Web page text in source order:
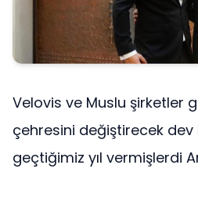
Velovis ve Muslu şirketler
çehresini değiştirecek dev
geçtiğimiz yıl vermişlerdi